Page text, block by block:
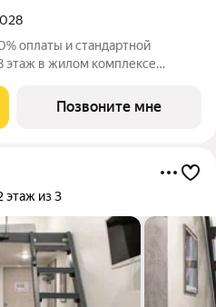
оплаты и стандартной
этаж в жилом комплексе
реки в северной части района
речного порта.
Позвоните мне
этаж из 3